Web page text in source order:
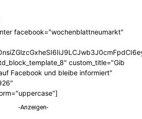
facebook="wochenblattneumarkt"
custom_title="Gib
Facebook und bleibe informiert"
-Anzeigen-